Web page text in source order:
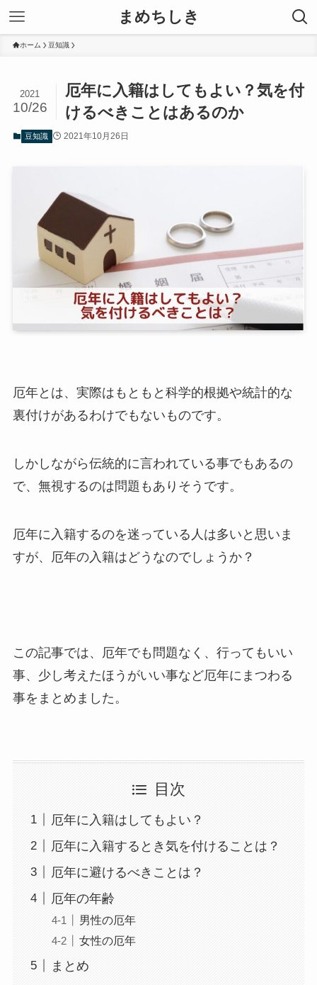
まめちしき
ホーム 豆知識
厄年に入籍はしてもよい？気を付
けるべきことはあるのか
2021
10/26
豆知識 2021年10月26日
厄年とは、実際はもともと科学的根拠や統計的な
裏付けがあるわけでもないものです。
しかしながら伝統的に言われている事でもあるの
で、無視するのは問題もありそうです。
厄年に入籍するのを迷っている人は多いと思いま
すが、厄年の入籍はどうなのでしょうか？
この記事では、厄年でも問題なく、行ってもいい
事、少し考えたほうがいい事など厄年にまつわる
事をまとめました。
目次
厄年に入籍はしてもよい？
厄年に入籍するとき気を付けることは？
厄年に避けるべきことは？
厄年の年齢
男性の厄年
女性の厄年
まとめ